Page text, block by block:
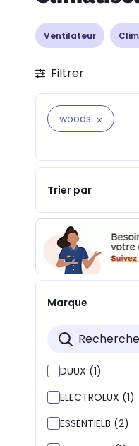
Ventilateur
Filtrer
woods
Trier par
Marque
DUUX (1)
ELECTROLUX (1)
ESSENTIELB (2)